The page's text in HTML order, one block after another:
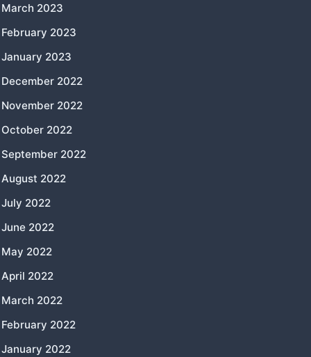
March 2023
February 2023
January 2023
December 2022
November 2022
October 2022
September 2022
August 2022
July 2022
June 2022
May 2022
April 2022
March 2022
February 2022
January 2022